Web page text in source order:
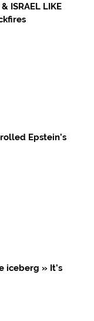
ISRAEL LIKE
Epstein’s
iceberg » It’s